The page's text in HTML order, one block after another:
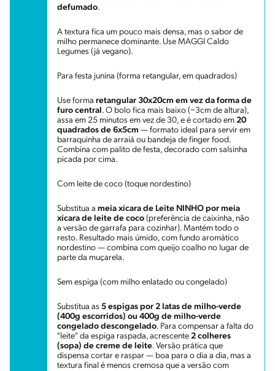
defumado.
A textura fica um pouco mais densa, mas o sabor de
milho permanece dominante. Use MAGGI Caldo
Legumes (já vegano).
Para festa junina (forma retangular, em quadrados)
Use forma retangular 30x20cm em vez da forma de
furo central. O bolo fica mais baixo (~3cm de altura),
assa em 25 minutos em vez de 30, e é cortado em 20
quadrados de 6x5cm — formato ideal para servir em
barraquinha de arraiá ou bandeja de finger food.
Combina com palito de festa, decorado com salsinha
picada por cima.
Com leite de coco (toque nordestino)
Substitua a meia xícara de Leite NINHO por meia
xícara de leite de coco (preferência de caixinha, não
a versão de garrafa para cozinhar). Mantém todo o
resto. Resultado mais úmido, com fundo aromático
nordestino — combina com queijo coalho no lugar de
parte da muçarela.
Sem espiga (com milho enlatado ou congelado)
Substitua as 5 espigas por 2 latas de milho-verde
(400g escorridos) ou 400g de milho-verde
congelado descongelado. Para compensar a falta do
"leite" da espiga raspada, acrescente 2 colheres
(sopa) de creme de leite. Versão prática que
dispensa cortar e raspar — boa para o dia a dia, mas a
textura final é menos cremosa que a versão com